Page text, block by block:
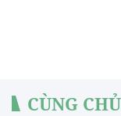
CÙNG